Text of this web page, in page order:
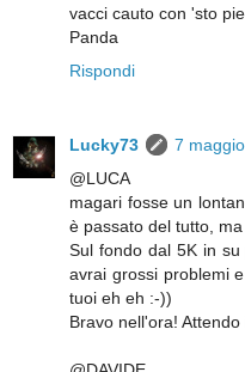
vacci cauto con 'sto
Panda
Rispondi
Lucky73
7
@LUCA
magari fosse un
è passato del tutto,
Sul fondo dal 5K in
avrai grossi problemi
tuoi eh eh :-))
Bravo nell'ora!